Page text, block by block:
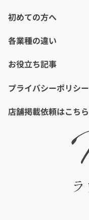
初めての方へ
各業種の違い
お役立ち記事
プライバシーポリシー
店舗掲載依頼はこちら